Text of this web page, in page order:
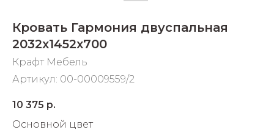
Кровать Гармония двуспальная
2032х1452х700
Крафт Мебель
Артикул: 00-00009559/2
10 375 р.
Основной цвет
списыватьсяс вашей карты
по25%каждые 2 недели
Подробнее
об оплате Плайтом